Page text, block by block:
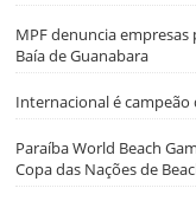
MPF denuncia
Baía de Guanabara
Internacional é campeão
Paraíba World Beach
Copa das Nações de